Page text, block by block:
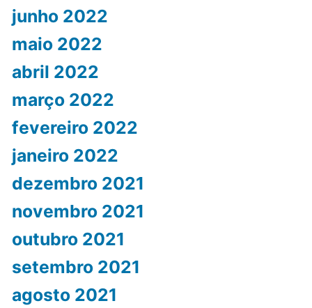
junho 2022
maio 2022
abril 2022
março 2022
fevereiro 2022
janeiro 2022
dezembro 2021
novembro 2021
outubro 2021
setembro 2021
agosto 2021